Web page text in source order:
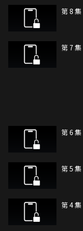
第 8 集
第 7 集
第 6 集
第 5 集
第 4 集